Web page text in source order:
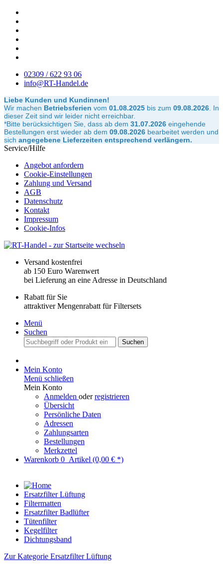
02309 / 622 93 06
info@RT-Handel.de
Liebe Kunden und Kundinnen!
Wir machen Betriebsferien vom 01.08.2025 bis zum 09.08.2026 In
dieser Zeit sind wir leider nicht erreichbar.
*Bitte berücksichtigen Sie, dass ab dem 31.07.2026 eingehende
Bestellungen erst wieder ab dem 09.08.2026 bearbeitet werden und
sich angegebene Lieferzeiten entsprechend verlängern.
Service/Hilfe
Angebot anfordern
Cookie-Einstellungen
Zahlung und Versand
AGB
Datenschutz
Kontakt
Impressum
Cookie-Infos
Versand kostenfrei
ab 150 Euro Warenwert
bei Lieferung an eine Adresse in Deutschland
Rabatt für Sie
attraktiver Mengenrabatt für Filtersets
Menü
Suchen
Suchen
Mein Konto
Menü schließen
Mein Konto
Anmelden oderregistrieren
Übersicht
Persönliche Daten
Adressen
Zahlungsarten
Bestellungen
Merkzettel
Warenkorb 0 Artikel (0,00 € *)
Ersatzfilter Lüftung
Filtermatten
Ersatzfilter Badlüfter
Tütenfilter
Kegelfilter
Dichtungsband
Zur Kategorie Ersatzfilter Lüftung